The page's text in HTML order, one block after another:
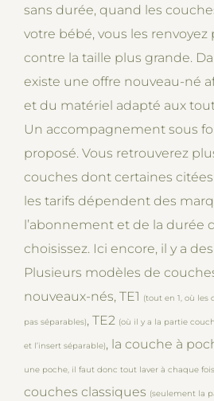
sans durée, quand les
votre bébé, vous les
contre la taille plus grande.
existe une offre nouveau-né
et du matériel adapté aux
Un accompagnement sous
proposé. Vous retrouverez
couches dont certaines
les tarifs dépendent des
l’abonnement et de la durée
choisissez. Ici encore, il y a
Plusieurs modèles de
nouveaux-nés, TE1 (tout en 1, où les
pas séparables), TE2 (où il y a la partie
et l’insert séparable), la couche à
une poche, il faut donc tout laver à chaque
couches classiques (seulement la